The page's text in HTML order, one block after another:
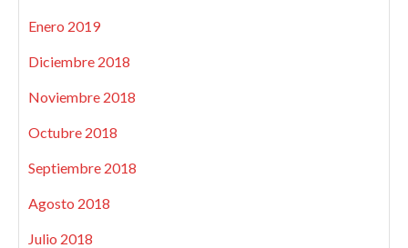
Enero 2019
Diciembre 2018
Noviembre 2018
Octubre 2018
Septiembre 2018
Agosto 2018
Julio 2018